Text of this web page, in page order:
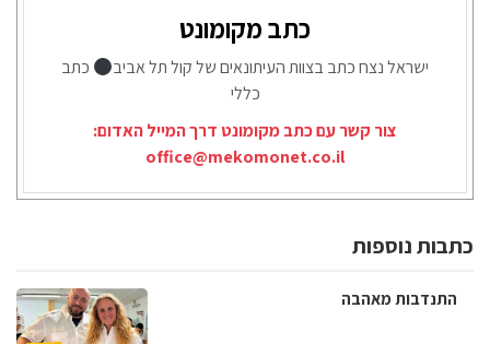
כתב מקומונט
ישראל נצח כתב בצוות העיתונאים של קול תל אביב
כתב
כללי
צור קשר עם כתב מקומונט דרך המייל האדום:
office@mekomonet.co.il
כתבות נוספות
התנדבות מאהבה